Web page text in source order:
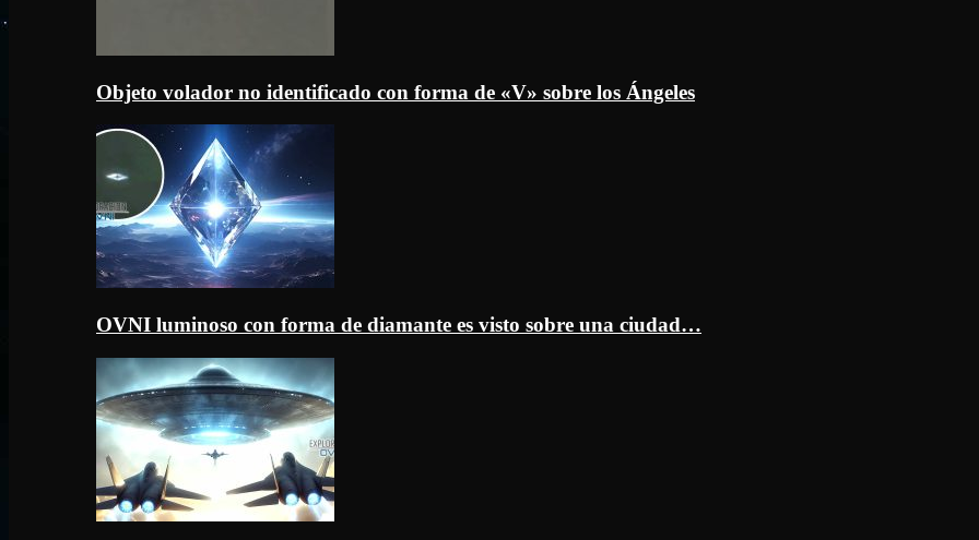
Objeto volador no identificado con forma de «V» sobre los Ángeles
OVNI luminoso con forma de diamante es visto sobre una ciudad…